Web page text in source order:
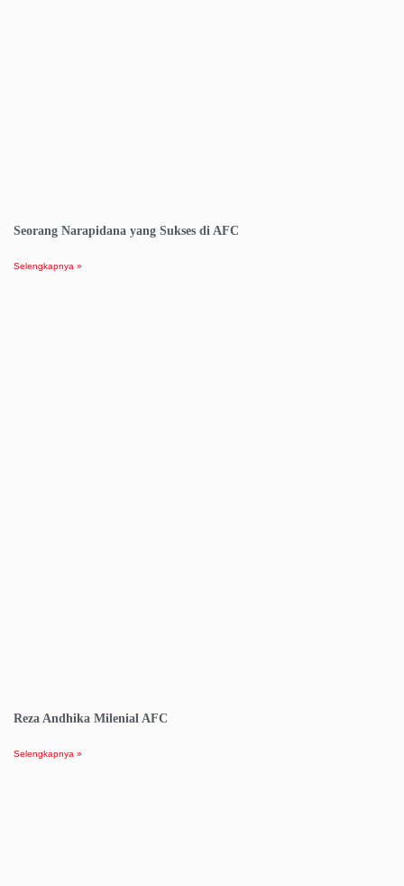
Seorang Narapidana yang Sukses di AFC
Selengkapnya »
Reza Andhika Milenial AFC
Selengkapnya »